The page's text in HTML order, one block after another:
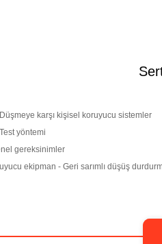
karşı kişisel koruyucu sistemler
yöntemi
gereksinimler
ekipman - Geri sarımlı düşüş